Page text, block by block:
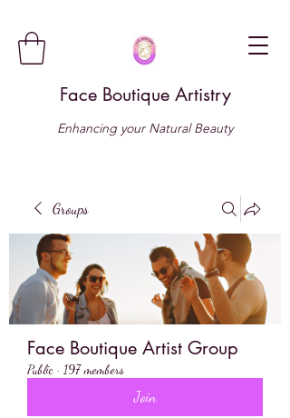
Face Boutique Artistry
Enhancing your Natural Beauty
Groups
Face Boutique Artist Group
Public · 197 members
Join